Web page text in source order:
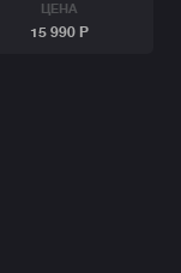
ЦЕНА
15 990 Р